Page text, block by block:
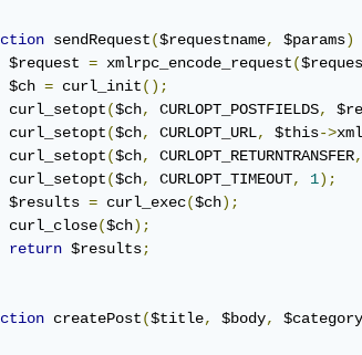
sendRequest($requestname, $params)
$request
= xmlrpc_encode_request(
$ch
= curl_init();
curl_setopt
($ch, CURLOPT_POSTFIELDS,
curl_setopt
($ch, CURLOPT_URL, $this->
curl_setopt
($ch, CURLOPT_RETURNTRANSFER,
curl_setopt
($ch, CURLOPT_TIMEOUT, 1);
$results
= curl_exec($ch);
curl_close
($ch);
return $results;
createPost($title, $body, $category